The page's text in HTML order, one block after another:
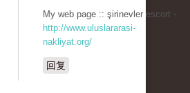
My web page :: şirinevler escort -
http://www.uluslararasi-
nakliyat.org/
回复